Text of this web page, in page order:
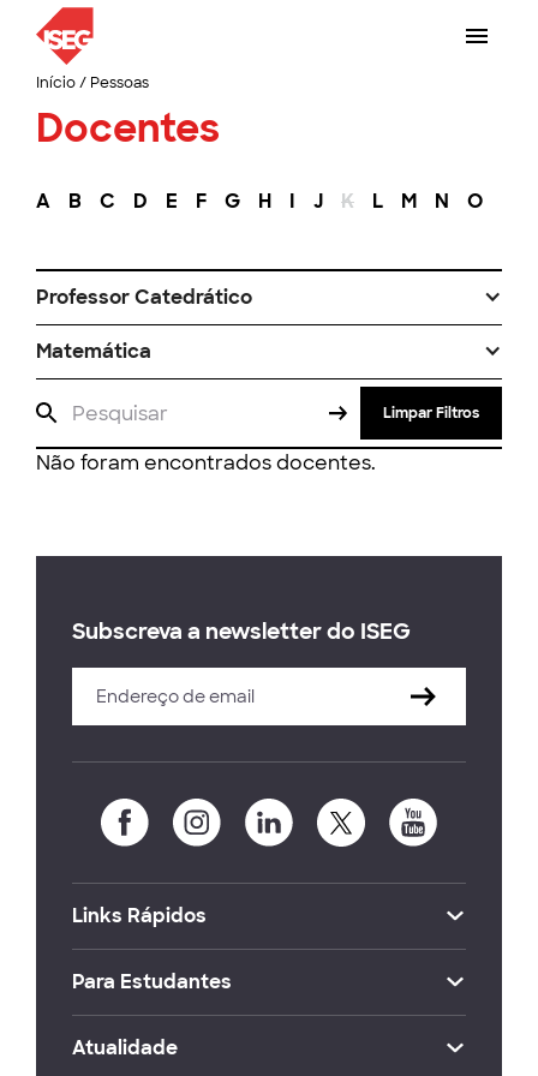
Início/ Pessoas
Docentes
A B C D E F G H I J K L M N O
Professor Catedrático
Matemática
Limpar Filtros
Não foram encontrados docentes.
Subscreva a newsletter do ISEG
Links Rápidos
Para Estudantes
Atualidade